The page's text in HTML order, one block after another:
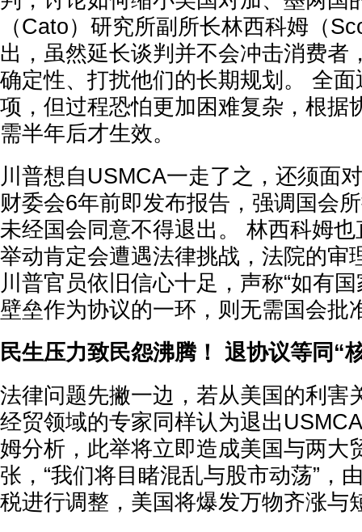
（Cato）研究所副所长林西科姆（
出，虽然延长谈判并不会冲击消费者
确定性、打扰他们的长期规划。 全
项，但过程恐怕更加困难复杂，根据
需半年后才生效。
川普想自USMCA一走了之，还须面
财委会6年前即发布报告，强调国会
未经国会同意不得退出。 林西科姆
举动肯定会遭遇法律挑战，法院的审
川普官员依旧信心十足，声称“如有
壁垒作为协议的一环，则无需国会批
民生压力致民怨沸腾！ 退协议等同“
法律问题先撇一边，若从美国的利害
经贸领域的专家同样认为退出
姆分析，此举将立即造成美国与两大
张，“我们将目睹混乱与股市动荡”，
税进行调整，美国将爆发万物齐涨与